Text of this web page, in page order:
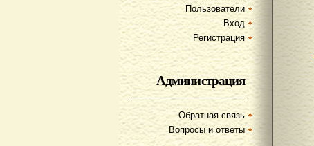
Пользователи
Вход
Регистрация
Администрация
Обратная связь
Вопросы и ответы